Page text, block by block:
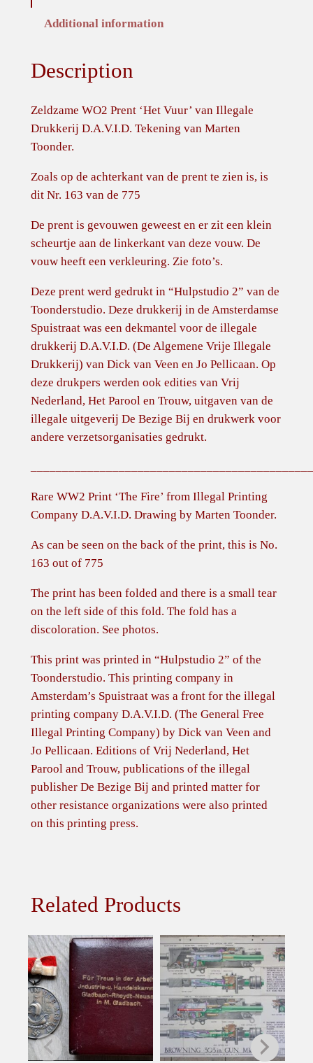
2
r
e
n
'
H
t
V
u
u
r
'
v
a
n
I
l
l
g
D
r
k
k
e
.
.
e
e
n
i
n
g
v
a
Additional information
Description
Zeldzame WO2 Prent ‘Het Vuur’ van Illegale
Drukkerij D.A.V.I.D. Tekening van Marten
Toonder.
Zoals op de achterkant van de prent te zien is, is
dit Nr. 163 van de 775
De prent is gevouwen geweest en er zit een klein
scheurtje aan de linkerkant van deze vouw. De
vouw heeft een verkleuring. Zie foto’s.
Deze prent werd gedrukt in “Hulpstudio 2” van de
Toonderstudio. Deze drukkerij in de Amsterdamse
Spuistraat was een dekmantel voor de illegale
drukkerij D.A.V.I.D. (De Algemene Vrije Illegale
Drukkerij) van Dick van Veen en Jo Pellicaan. Op
deze drukpers werden ook edities van Vrij
Nederland, Het Parool en Trouw, uitgaven van de
illegale uitgeverij De Bezige Bij en drukwerk voor
andere verzetsorganisaties gedrukt.
Rare WW2 Print ‘The Fire’ from Illegal Printing
Company D.A.V.I.D. Drawing by Marten Toonder.
As can be seen on the back of the print, this is No.
163 out of 775
The print has been folded and there is a small tear
on the left side of this fold. The fold has a
discoloration. See photos.
This print was printed in “Hulpstudio 2” of the
Toonderstudio. This printing company in
Amsterdam’s Spuistraat was a front for the illegal
printing company D.A.V.I.D. (The General Free
Illegal Printing Company) by Dick van Veen and
Jo Pellicaan. Editions of Vrij Nederland, Het
Parool and Trouw, publications of the illegal
publisher De Bezige Bij and printed matter for
other resistance organizations were also printed
on this printing press.
Related Products